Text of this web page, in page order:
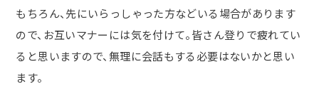
もちろん、先にいらっしゃった方などいる場合があります
ので、お互いマナーには気を付けて。皆さん登りで疲れてい
ると思いますので、無理に会話もする必要はないかと思い
ます。